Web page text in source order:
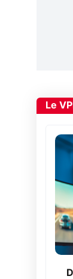
Le